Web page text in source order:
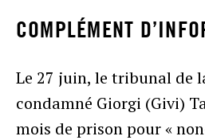
COMPLÉMENT
Le 27 juin, le tribunal de
condamné Giorgi (Givi)
mois de prison pour «